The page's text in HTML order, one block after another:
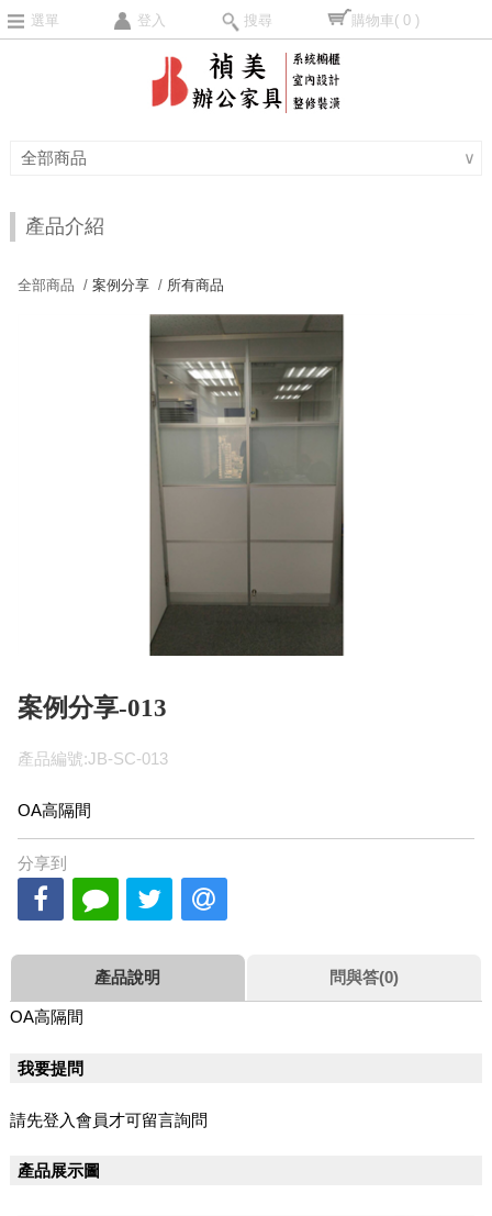
選單 登入 搜尋 購物車( 0 )
全部商品 ∨
產品介紹
全部商品 /案例分享 / 所有商品
案例分享-013
產品編號:JB-SC-013
OA高隔間
分享到
產品說明 問與答(0)
OA高隔間
我要提問
請先登入會員才可留言詢問
產品展示圖